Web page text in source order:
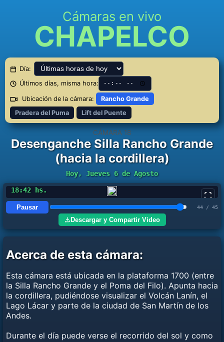
Cámaras en vivo
CHAPELCO
Día:
Últimos días, misma hora:
Ubicación de la cámara:
Rancho Grande
Pradera del Puma
Lift del Puente
CÁMARA 18
Desenganche Silla Rancho Grande
(hacia la cordillera)
Hoy, Jueves 6 de Agosto
15:08 hs.
Pausar 2 / 45
Descargar y Compartir Video
Acerca de esta cámara:
Esta cámara está ubicada en la plataforma 1700 (entre
la Silla Rancho Grande y el Poma del Filo). Apunta hacia
la cordillera, pudiéndose visualizar el Volcán Lanín, el
Lago Lácar y parte de la ciudad de San Martín de los
Andes.
Durante el día puede verse el recorrido del sol y como